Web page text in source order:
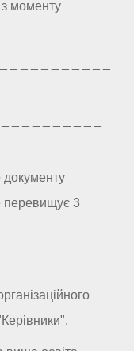
моменту
_ _ _ _ _ _ _ _ _ _
_ _ _ _ _ _ _ _ _
документу
перевищує 3